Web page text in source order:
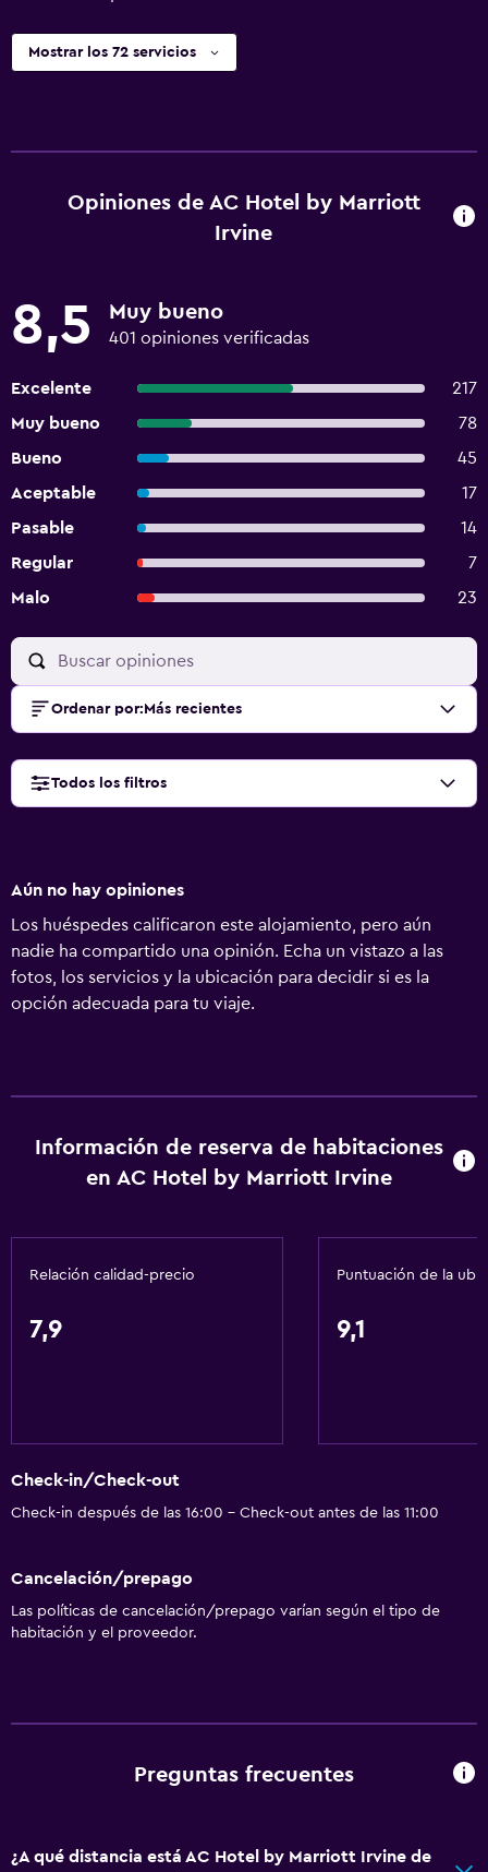
Mostrar los 72 servicios
Opiniones de AC Hotel by Marriott
Irvine
8,5 Muy bueno
401 opiniones verificadas
Excelente
217
Muy bueno
78
Bueno
45
Aceptable
17
Pasable
14
Regular
7
Malo
23
Ordenar por: Más recientes
Todos los filtros
Aún no hay opiniones
Los huéspedes calificaron este alojamiento, pero aún
nadie ha compartido una opinión. Echa un vistazo a las
fotos, los servicios y la ubicación para decidir si es la
opción adecuada para tu viaje.
Información de reserva de habitaciones
en AC Hotel by Marriott Irvine
Relación calidad-precio
7,9
Puntuación de la
9,1
Check-in/Check-out
Check-in después de las 16:00 - Check-out antes de las 11:00
Cancelación/prepago
Las políticas de cancelación/prepago varían según el tipo de
habitación y el proveedor.
Preguntas frecuentes
¿A qué distancia está AC Hotel by Marriott Irvine de